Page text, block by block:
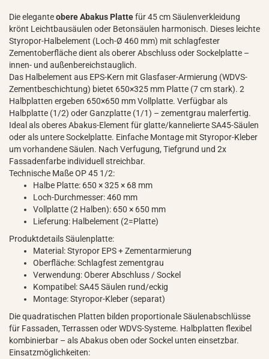
Die eleganteobere Abakus Plattefür 45 cm Säulenverkleidung
krönt Leichtbausäulen oder Betonsäulen harmonisch. Dieses leichte
Styropor-Halbelement (Loch-Ø 460 mm) mit schlagfester
Zementoberfläche dient als oberer Abschluss oder Sockelplatte –
innen- und außenbereichstauglich.
Das Halbelement aus EPS-Kern mit Glasfaser-Armierung (WDVS-
Zementbeschichtung) bietet 650×325 mm Platte (7 cm stark). 2
Halbplatten ergeben 650×650 mm Vollplatte. Verfügbar als
Halbplatte (1/2) oder Ganzplatte (1/1) – zementgrau malerfertig.
Ideal als oberes Abakus-Element für glatte/kannelierte SA45-Säulen
oder als untere Sockelplatte. Einfache Montage mit Styropor-Kleber
um vorhandene Säulen. Nach Verfugung, Tiefgrund und 2x
Fassadenfarbe individuell streichbar.
Technische Maße OP 45 1/2:
Halbe Platte: 650 × 325 × 68 mm
Loch-Durchmesser: 460 mm
Vollplatte (2 Halben): 650 × 650 mm
Lieferung: Halbelement (2=Platte)
Produktdetails Säulenplatte:
Material: Styropor EPS + Zementarmierung
Oberfläche: Schlagfest zementgrau
Verwendung: Oberer Abschluss / Sockel
Kompatibel: SA45 Säulen rund/eckig
Montage: Styropor-Kleber (separat)
Die quadratischen Platten bilden proportionale Säulenabschlüsse
für Fassaden, Terrassen oder WDVS-Systeme. Halbplatten flexibel
kombinierbar – als Abakus oben oder Sockel unten einsetzbar.
Einsatzmöglichkeiten: